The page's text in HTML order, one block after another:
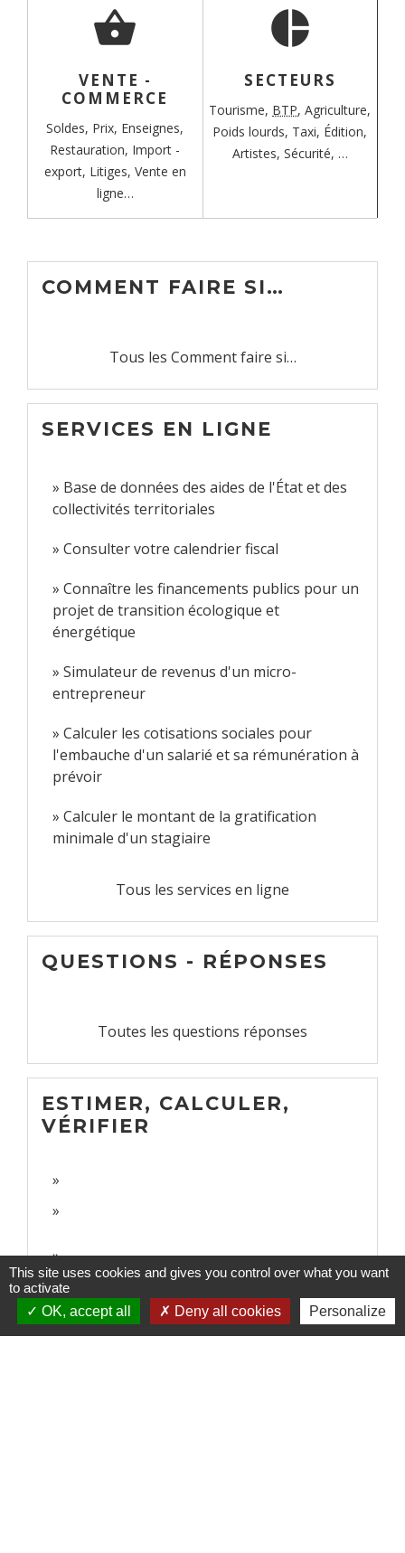
shopping_basket
VENTE -
COMMERCE
Soldes, Prix, Enseignes,
Restauration, Import -
export, Litiges, Vente en
ligne…
pie_chart
SECTEURS
Tourisme, BTP,Agriculture,
Poids lourds, Taxi, Édition,
Artistes, Sécurité, …
COMMENT FAIRE SI…
Tous les Comment faire si…
SERVICES EN LIGNE
Base de données des aides de l'État et des
collectivités territoriales
Consulter votre calendrier fiscal
Connaître les financements publics pour un
projet de transition écologique et
énergétique
Simulateur de revenus d'un micro-
entrepreneur
Calculer les cotisations sociales pour
l'embauche d'un salarié et sa rémunération à
prévoir
Calculer le montant de la gratification
minimale d'un stagiaire
Tous les services en ligne
QUESTIONS - RÉPONSES
Toutes les questions réponses
ESTIMER, CALCULER,
VÉRIFIER
This site uses cookies and gives you control over what you want
to activate
OK, accept all
Deny all cookies Personalize